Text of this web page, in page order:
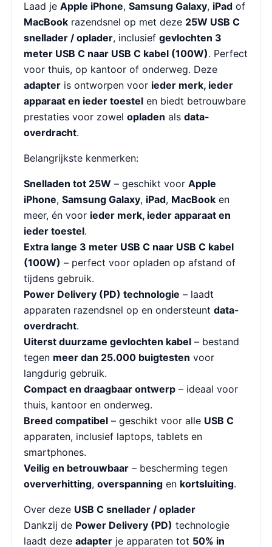
Laad je Apple iPhone, Samsung Galaxy, iPad of
MacBook razendsnel op met deze 25W USB C
snellader / oplader, inclusief gevlochten 3
meter USB C naar USB C kabel (100W). Perfect
voor thuis, op kantoor of onderweg. Deze
adapter is ontworpen voor ieder merk, ieder
apparaat en ieder toestel en biedt betrouwbare
prestaties voor zowel opladen als data-
overdracht.
Belangrijkste kenmerken:
Snelladen tot 25W – geschikt voor Apple
iPhone, Samsung Galaxy, iPad, MacBook en
meer, én voor ieder merk, ieder apparaat en
ieder toestel.
Extra lange 3 meter USB C naar USB C kabel
(100W) – perfect voor opladen op afstand of
tijdens gebruik.
Power Delivery (PD) technologie – laadt
apparaten razendsnel op en ondersteunt data-
overdracht.
Uiterst duurzame gevlochten kabel – bestand
tegen meer dan 25.000 buigtesten voor
langdurig gebruik.
Compact en draagbaar ontwerp – ideaal voor
thuis, kantoor en onderweg.
Breed compatibel – geschikt voor alle USB C
apparaten, inclusief laptops, tablets en
smartphones.
Veilig en betrouwbaar – bescherming tegen
oververhitting, overspanning en kortsluiting.
Over deze USB C snellader / oplader
Dankzij de Power Delivery (PD) technologie
laadt deze adapter je apparaten tot 50% in